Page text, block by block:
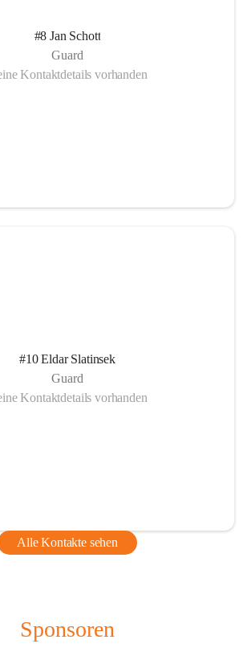
#8 Jan Schott
Guard
Kontaktdetails vorhanden
#10 Eldar Slatinsek
Guard
Kontaktdetails vorhanden
Alle Kontakte sehen
Sponsoren